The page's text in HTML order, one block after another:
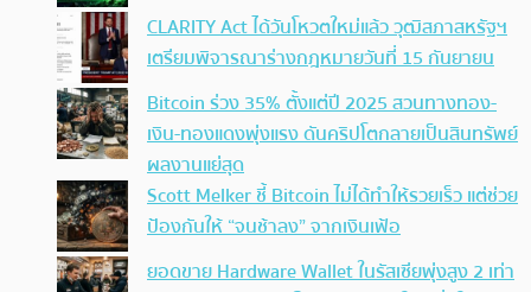
CLARITY Act ได้วันโหวตใหม่แล้ว วุฒิสภาสหรัฐฯ
เตรียมพิจารณาร่างกฎหมายวันที่ 15 กันยายน
Bitcoin ร่วง 35% ตั้งแต่ปี 2025 สวนทางทอง-
เงิน-ทองแดงพุ่งแรง ดันคริปโตกลายเป็นสินทรัพย์
ผลงานแย่สุด
Scott Melker ชี้ Bitcoin ไม่ได้ทำให้รวยเร็ว แต่ช่วย
ป้องกันให้ “จนช้าลง” จากเงินเฟ้อ
ยอดขาย Hardware Wallet ในรัสเซียพุ่งสูง 2 เท่า